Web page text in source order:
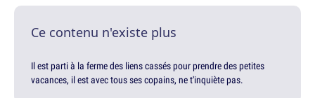
Ce contenu n'existe plus
Il est parti à la ferme des liens cassés pour prendre des petites
vacances, il est avec tous ses copains, ne t'inquiète pas.